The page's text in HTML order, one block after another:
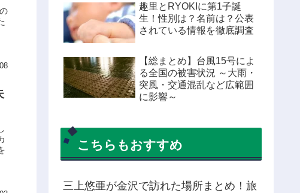
趣里とRYOKIに第1子誕
生！性別は？名前は？公表
されている情報を徹底調査
【総まとめ】台風15号によ
る全国の被害状況 ～大雨・
突風・交通混乱など広範囲
に影響～
こちらもおすすめ
三上悠亜が金沢で訪れた場所まとめ！旅